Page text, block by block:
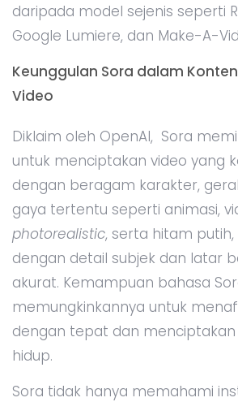
daripada model sejenis seperti
Google Lumiere, dan Make-A-
Keunggulan Sora dalam
Video
Diklaim oleh OpenAI, Sora
untuk menciptakan video yang
dengan beragam karakter,
gaya tertentu seperti animasi,
photorealistic, serta hitam putih,
dengan detail subjek dan latar
akurat. Kemampuan bahasa
memungkinkannya untuk
dengan tepat dan
hidup.
Sora tidak hanya memahami